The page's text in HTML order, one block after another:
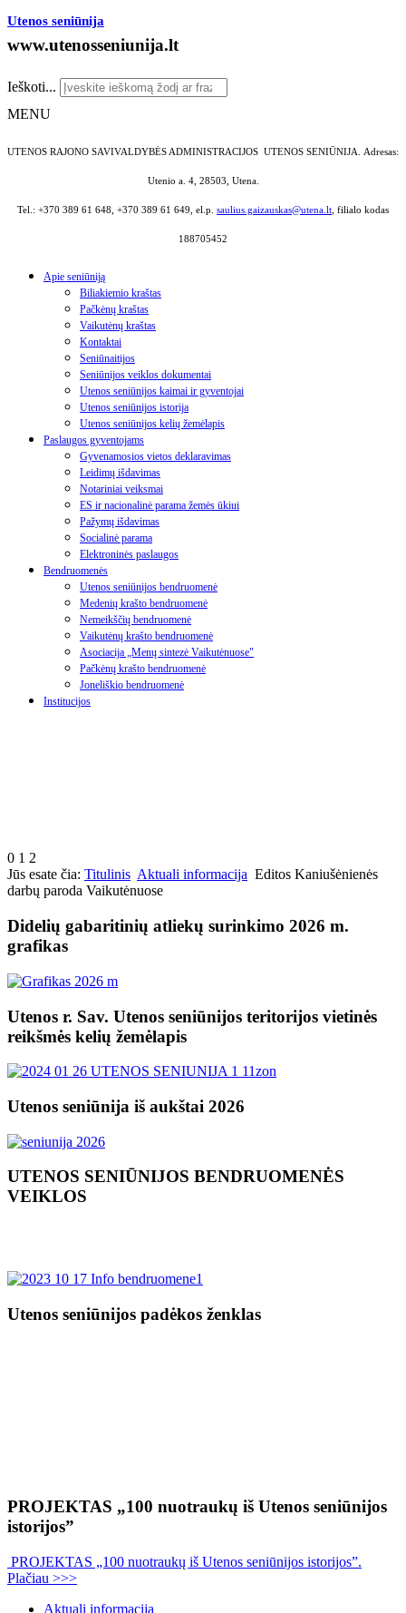
Utenos seniūnija
www.utenosseniunija.lt
Ieškoti...
MENU
UTENOS RAJONO SAVIVALDYBĖS ADMINISTRACIJOS UTENOS SENIŪNIJA. Adresas:
Utenio a. 4, 28503, Utena.
Tel.: +370 389 61 648, +370 389 61 649, el.p. saulius.gaizauskas@utena.lt, filialo kodas
188705452
Apie seniūniją
Biliakiemio kraštas
Pačkėnų kraštas
Vaikutėnų kraštas
Kontaktai
Seniūnaitijos
Seniūnijos veiklos dokumentai
Utenos seniūnijos kaimai ir gyventojai
Utenos seniūnijos istorija
Utenos seniūnijos kelių žemėlapis
Paslaugos gyventojams
Gyvenamosios vietos deklaravimas
Leidimų išdavimas
Notariniai veiksmai
ES ir nacionalinė parama žemės ūkiui
Pažymų išdavimas
Socialinė parama
Elektroninės paslaugos
Bendruomenės
Utenos seniūnijos bendruomenė
Medenių krašto bendruomenė
Nemeikščių bendruomenė
Vaikutėnų krašto bendruomenė
Asociacija „Menų sintezė Vaikutėnuose"
Pačkėnų krašto bendruomenė
Joneliškio bendruomenė
Institucijos
0 1 2
Jūs esate čia: Titulinis Aktuali informacija Editos Kaniušėnienės
darbų paroda Vaikutėnuose
Didelių gabaritinių atliekų surinkimo 2026 m.
grafikas
Utenos r. Sav. Utenos seniūnijos teritorijos vietinės
reikšmės kelių žemėlapis
Utenos seniūnija iš aukštai 2026
UTENOS SENIŪNIJOS BENDRUOMENĖS
VEIKLOS
Utenos seniūnijos padėkos ženklas
PROJEKTAS „100 nuotraukų iš Utenos seniūnijos
istorijos”
PROJEKTAS „100 nuotraukų iš Utenos seniūnijos istorijos”.
Plačiau >>>
Aktuali informacija